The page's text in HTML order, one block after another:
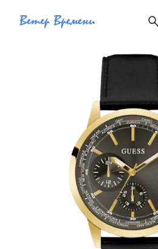
Авторизация
Каталог
Мужские часы